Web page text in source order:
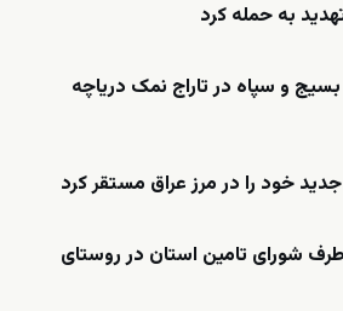
به حمله کرد
و سپاه در تاراج نمک دریاچه
خود را در مرز عراق مستقر کرد
شورای تامین استان در روستای